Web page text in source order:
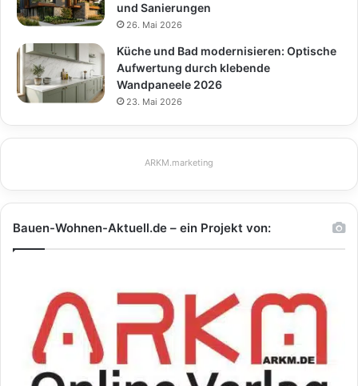
und Sanierungen
26. Mai 2026
Küche und Bad modernisieren: Optische
Aufwertung durch klebende
Wandpaneele 2026
23. Mai 2026
ARKM.marketing
Bauen-Wohnen-Aktuell.de – ein Projekt von: